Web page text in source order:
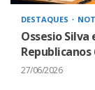
DESTAQUES
Ossesio
Republicanos
27/06/2026